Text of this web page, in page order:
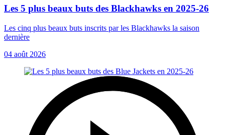
Les 5 plus beaux buts des Blackhawks en 2025-26
Les cinq plus beaux buts inscrits par les Blackhawks la saison
dernière
04 août 2026